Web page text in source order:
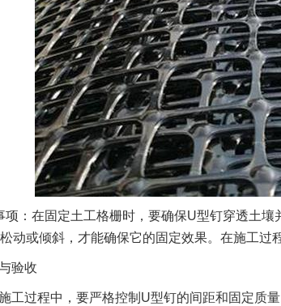
项：在固定土工格栅时，要确保U型钉穿透土
动或倾斜，才能确保它的固定效果。在施工过
验收
工过程中，要严格控制U型钉的间距和固定质